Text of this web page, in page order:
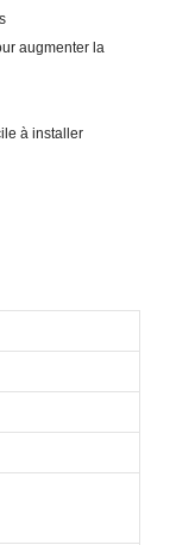
augmenter la
à installer